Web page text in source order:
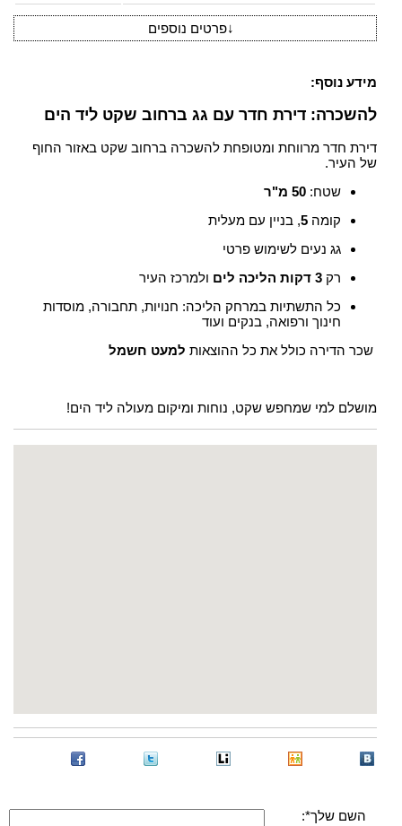
↓פרטים נוספים
מידע נוסף:
להשכרה: דירת חדר עם גג ברחוב שקט ליד הים
דירת חדר מרווחת ומטופחת להשכרה ברחוב שקט באזור החוף
של העיר.
שטח: 50 מ"ר
קומה 5, בניין עם מעלית
גג נעים לשימוש פרטי
רק 3 דקות הליכה לים
ולמרכז העיר
כל התשתיות במרחק הליכה: חנויות, תחבורה, מוסדות
חינוך ורפואה, בנקים ועוד
שכר הדירה כולל את כל ההוצאות למעט חשמל
מושלם למי שמחפש שקט, נוחות ומיקום מעולה ליד הים!
השם שלך*: